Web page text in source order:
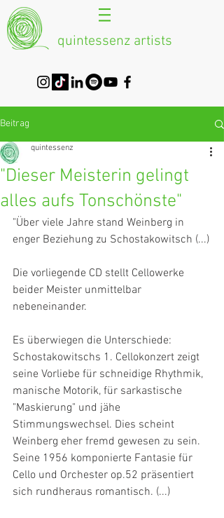
quintessenz artists
Beitrag
"Dieser Meisterin gelingt
alles aufs Tonschönste"
quintessenz
"Über viele Jahre stand Weinberg in
enger Beziehung zu Schostakowitsch (...)
Die vorliegende CD stellt Cellowerke
beider Meister unmittelbar
nebeneinander.
Es überwiegen die Unterschiede:
Schostakowitschs 1. Cellokonzert zeigt
seine Vorliebe für schneidige Rhythmik,
manische Motorik, für sarkastische
"Maskierung" und jähe
Stimmungswechsel. Dies scheint
Weinberg eher fremd gewesen zu sein.
Seine 1956 komponierte Fantasie für
Cello und Orchester op.52 präsentiert
sich rundheraus romantisch. (...)